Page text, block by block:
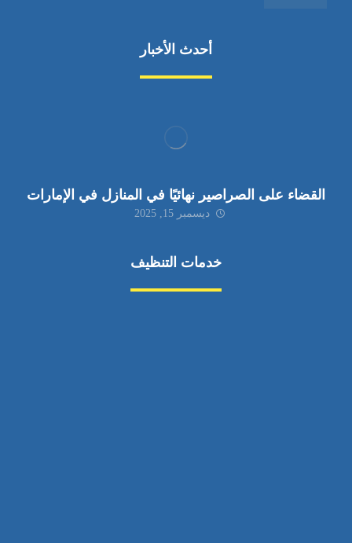
أحدث الأخبار
القضاء على الصراصير نهائيًا في المنازل في الإمارات
ديسمبر 15, 2025
خدمات التنظيف